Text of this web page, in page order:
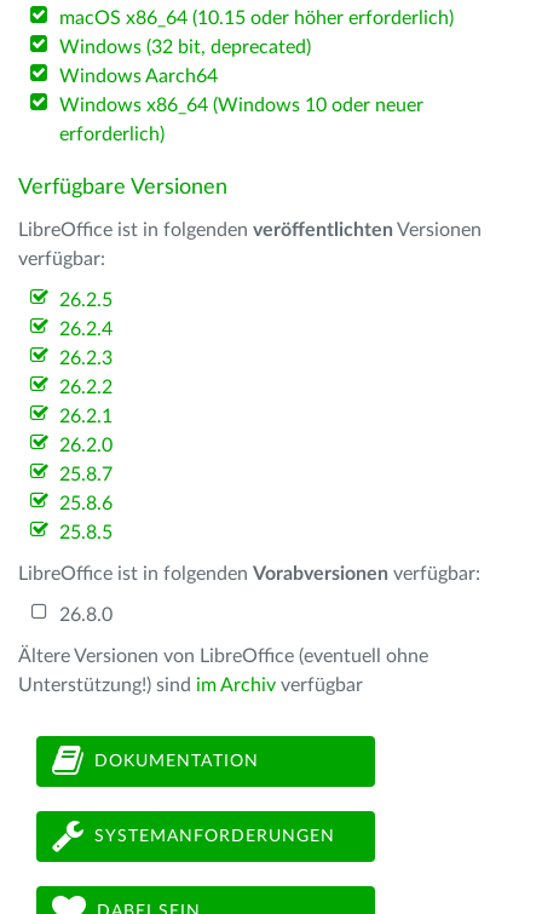
macOS x86_64 (10.15 oder höher erforderlich)
Windows (32 bit, deprecated)
Windows Aarch64
Windows x86_64 (Windows 10 oder neuer
erforderlich)
Verfügbare Versionen
LibreOffice ist in folgenden veröffentlichten Versionen
verfügbar:
26.2.5
26.2.4
26.2.3
26.2.2
26.2.1
26.2.0
25.8.7
25.8.6
25.8.5
LibreOffice ist in folgenden Vorabversionen verfügbar:
26.8.0
Ältere Versionen von LibreOffice (eventuell ohne
Unterstützung!) sind im Archiv verfügbar
DOKUMENTATION
SYSTEMANFORDERUNGEN